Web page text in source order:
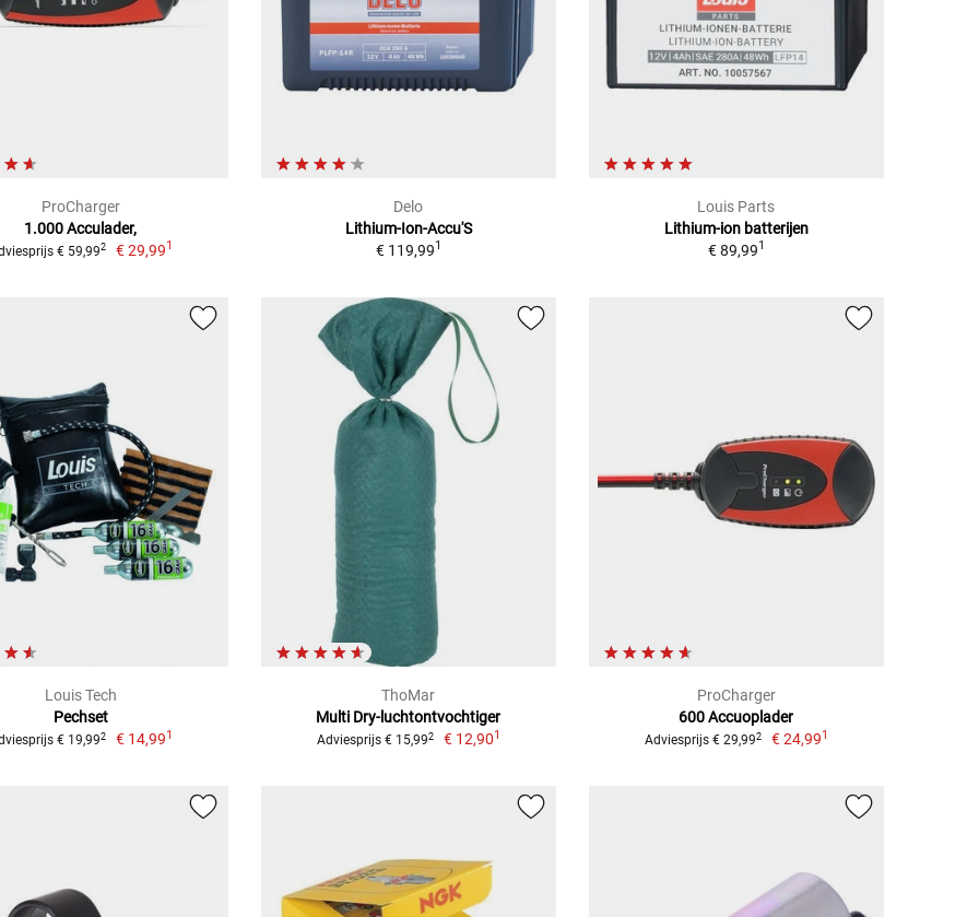
ProCharger
1.000 Acculader,
€ 59,992 € 29,991
Delo
Lithium-Ion-Accu'S
€ 119,991
Louis Parts
Lithium-ion batterijen
€ 89,991
Louis Tech
Pechset
€ 19,992 € 14,991
ThoMar
Multi Dry-luchtontvochtiger
Adviesprijs € 15,992 € 12,901
ProCharger
600 Accuoplader
Adviesprijs € 29,992 € 24,991